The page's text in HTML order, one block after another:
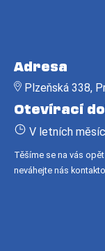
Adresa
Plzeňská 338,
Otevírací
V letních
Těšíme se na vás
neváhejte nás